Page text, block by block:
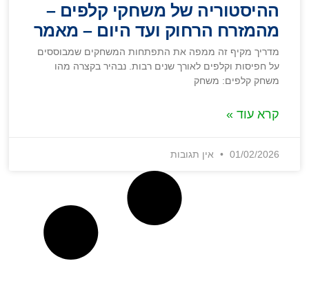
ההיסטוריה של משחקי קלפים –
מהמזרח הרחוק ועד היום – מאמר
מדריך מקיף זה ממפה את התפתחות המשחקים שמבוססים
על חפיסות וקלפים לאורך שנים רבות. נבהיר בקצרה מהו
משחק קלפים: משחק
קרא עוד »
01/02/2026 אין תגובות